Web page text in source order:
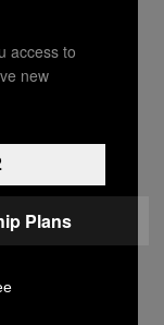
access to
new
Plans